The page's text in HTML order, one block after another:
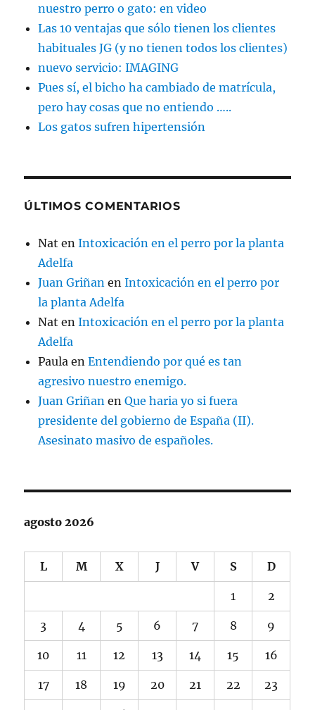
nuestro perro o gato: en video
Las 10 ventajas que sólo tienen los clientes
habituales JG (y no tienen todos los clientes)
nuevo servicio: IMAGING
Pues sí, el bicho ha cambiado de matrícula,
pero hay cosas que no entiendo …..
Los gatos sufren hipertensión
ÚLTIMOS COMENTARIOS
Nat enIntoxicación en el perro por la planta
Adelfa
Juan Griñan enIntoxicación en el perro por
la planta Adelfa
Nat enIntoxicación en el perro por la planta
Adelfa
Paula enEntendiendo por qué es tan
agresivo nuestro enemigo.
Juan Griñan enQue haria yo si fuera
presidente del gobierno de España (II).
Asesinato masivo de españoles.
agosto 2026
L M X J V S D
1 2
3 4 5 6 7 8 9
10 11 12 13 14 15 16
17 18 19 20 21 22 23